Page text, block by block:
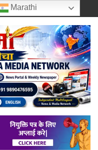
Marathi